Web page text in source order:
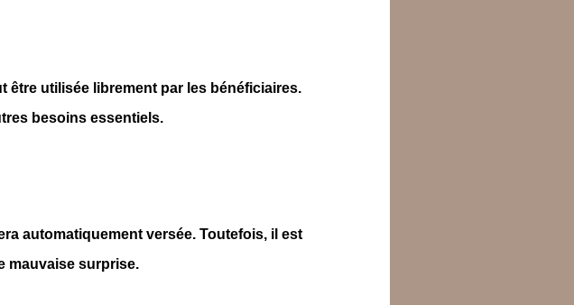
être utilisée librement par les bénéficiaires.
besoins essentiels.
automatiquement versée. Toutefois, il est
mauvaise surprise.